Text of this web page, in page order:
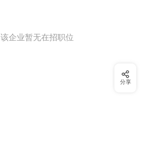
该企业暂无在招职位
分享